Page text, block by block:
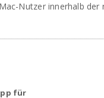
Nutzer innerhalb
für